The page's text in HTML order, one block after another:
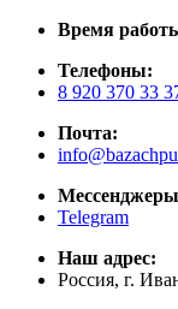
Время
Телефоны:
8 920 370 33
Почта:
Telegram
Наш адрес:
Россия, г.